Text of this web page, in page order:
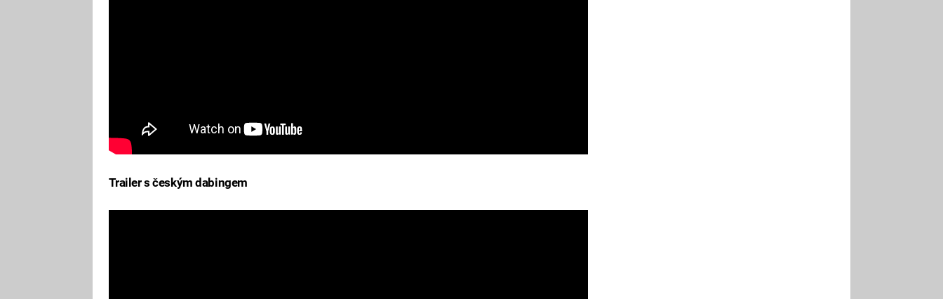
Trailer s českým dabingem